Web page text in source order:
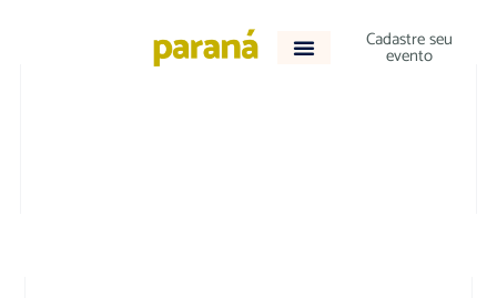
Cadastre seu
evento